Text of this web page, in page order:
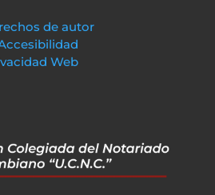
de autor
Web